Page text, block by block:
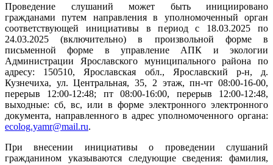
Проведение слушаний может быть инициировано
гражданами путем направления в уполномоченный орган
соответствующей инициативы в период с 18.03.2025 по
24.03.2025 (включительно) в произвольной форме в
письменной форме в управление АПК и экологии
Администрации Ярославского муниципального района по
адресу: 150510, Ярославская обл., Ярославский р-н, д.
Кузнечиха, ул. Центральная, 35, 2 этаж, пн-чт 08:00-16-00,
перерыв 12:00-12:48; пт 08:00-16:00, перерыв 12:00-12:48,
выходные: сб, вс, или в форме электронного электронного
документа, направленного в адрес уполномоченного органа:
ecolog.yamr@mail.ru.
При внесении инициативы о проведении слушаний
гражданином указываются следующие сведения: фамилия,